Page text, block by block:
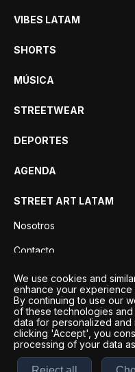
VIBES LATAM
SHORTS
MÚSICA
STREETWEAR
DEPORTES
AGENDA
STREET ART LATAM
Nosotros
Contacto
Privacidad
We use cookies and
enhance your experience
By continuing to use our
of these technologies
data for personalized
clicking 'Accept', you
processing of your data